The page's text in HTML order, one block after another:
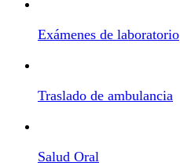
Exámenes de laboratorio
Traslado de ambulancia
Salud Oral